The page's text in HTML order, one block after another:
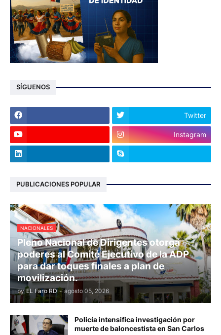
SÍGUENOS
Twitter
Instagram
PUBLICACIONES POPULAR
NACIONALES
Pleno Nacional de Dirigentes otorga
poderes al Comité Ejecutivo de la ADP
para dar toques finales a plan de
movilización.
by EL Faro RD - agosto 05, 2026
Policía intensifica investigación por
muerte de baloncestista en San Carlos